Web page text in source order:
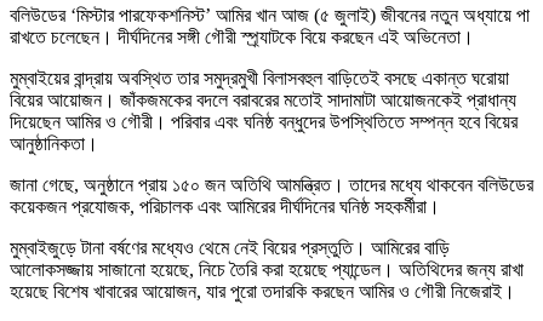
বলিউডের ‘মিস্টার পারফেকশনিস্ট’ আমির খান আজ (৫ জুলাই) জীবনের নতুন অধ্যায়ে পা
রাখতে চলেছেন। দীর্ঘদিনের সঙ্গী গৌরী স্প্র্যাটকে বিয়ে করছেন এই অভিনেতা।
মুম্বাইয়ের বান্দ্রায় অবস্থিত তার সমুদ্রমুখী বিলাসবহুল বাড়িতেই বসছে একান্ত ঘরোয়া
বিয়ের আয়োজন। জাঁকজমকের বদলে বরাবরের মতোই সাদামাটা আয়োজনকেই প্রাধান্য
দিয়েছেন আমির ও গৌরী। পরিবার এবং ঘনিষ্ঠ বন্ধুদের উপস্থিতিতে সম্পন্ন হবে বিয়ের
আনুষ্ঠানিকতা।
জানা গেছে, অনুষ্ঠানে প্রায় ১৫০ জন অতিথি আমন্ত্রিত। তাদের মধ্যে থাকবেন বলিউডের
কয়েকজন প্রযোজক, পরিচালক এবং আমিরের দীর্ঘদিনের ঘনিষ্ঠ সহকর্মীরা।
মুম্বাইজুড়ে টানা বর্ষণের মধ্যেও থেমে নেই বিয়ের প্রস্তুতি। আমিরের বাড়ি
আলোকসজ্জায় সাজানো হয়েছে, নিচে তৈরি করা হয়েছে প্যান্ডেল। অতিথিদের জন্য রাখা
হয়েছে বিশেষ খাবারের আয়োজন, যার পুরো তদারকি করছেন আমির ও গৌরী নিজেরাই।